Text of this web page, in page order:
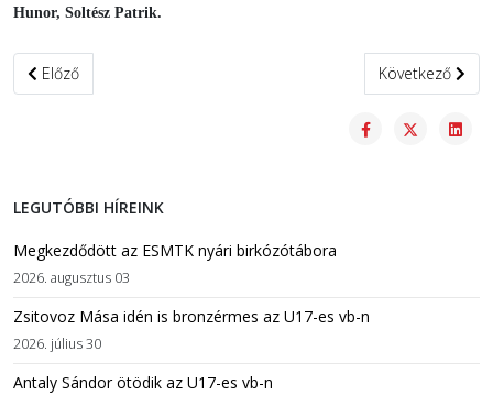
Hunor, Soltész Patrik.
Előző cikk: Másodikak lettek U15-öseink szabadfogásban
Előző Következő
Következő
LEGUTÓBBI HÍREINK
Megkezdődött az ESMTK nyári birkózótábora
2026. augusztus 03
Zsitovoz Mása idén is bronzérmes az U17-es vb-n
2026. július 30
Antaly Sándor ötödik az U17-es vb-n